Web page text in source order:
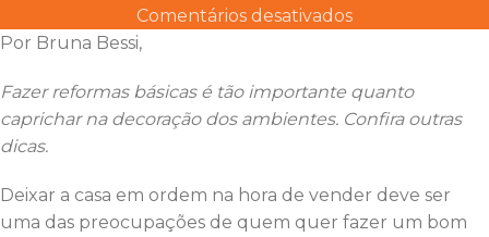
Comentários desativados
Por Bruna Bessi,
Fazer reformas básicas é tão importante quanto
caprichar na decoração dos ambientes. Confira outras
dicas.
Deixar a casa em ordem na hora de vender deve ser
uma das preocupações de quem quer fazer um bom